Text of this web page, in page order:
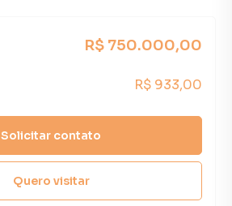
R$ 750.000,00
R$ 933,00
Solicitar contato
Quero visitar